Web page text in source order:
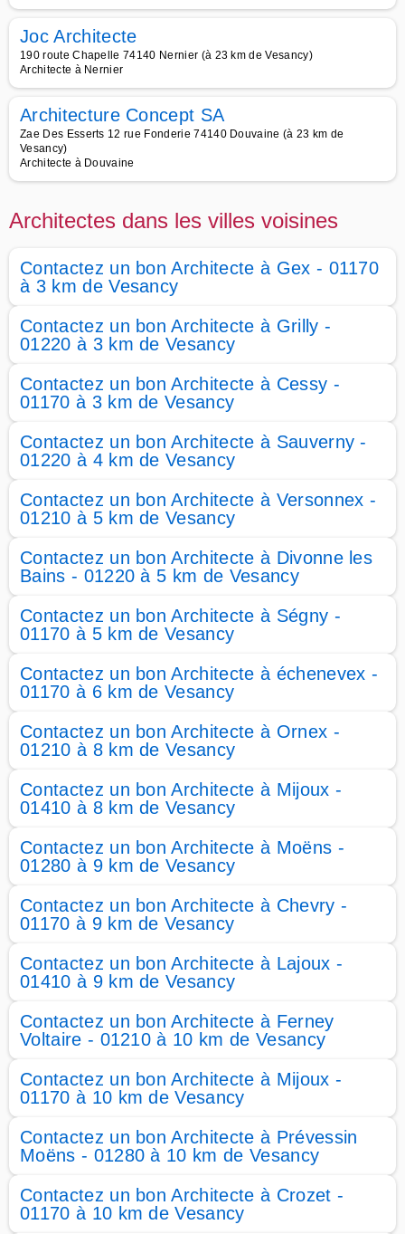
Joc Architecte
190 route Chapelle 74140 Nernier (à 23 km de Vesancy)
Architecte à Nernier
Architecture Concept SA
Zae Des Esserts 12 rue Fonderie 74140 Douvaine (à 23 km de
Vesancy)
Architecte à Douvaine
Architectes dans les villes voisines
Contactez un bon Architecte à Gex - 01170
à 3 km de Vesancy
Contactez un bon Architecte à Grilly -
01220 à 3 km de Vesancy
Contactez un bon Architecte à Cessy -
01170 à 3 km de Vesancy
Contactez un bon Architecte à Sauverny -
01220 à 4 km de Vesancy
Contactez un bon Architecte à Versonnex -
01210 à 5 km de Vesancy
Contactez un bon Architecte à Divonne les
Bains - 01220 à 5 km de Vesancy
Contactez un bon Architecte à Ségny -
01170 à 5 km de Vesancy
Contactez un bon Architecte à échenevex -
01170 à 6 km de Vesancy
Contactez un bon Architecte à Ornex -
01210 à 8 km de Vesancy
Contactez un bon Architecte à Mijoux -
01410 à 8 km de Vesancy
Contactez un bon Architecte à Moëns -
01280 à 9 km de Vesancy
Contactez un bon Architecte à Chevry -
01170 à 9 km de Vesancy
Contactez un bon Architecte à Lajoux -
01410 à 9 km de Vesancy
Contactez un bon Architecte à Ferney
Voltaire - 01210 à 10 km de Vesancy
Contactez un bon Architecte à Mijoux -
01170 à 10 km de Vesancy
Contactez un bon Architecte à Prévessin
Moëns - 01280 à 10 km de Vesancy
Contactez un bon Architecte à Crozet -
01170 à 10 km de Vesancy